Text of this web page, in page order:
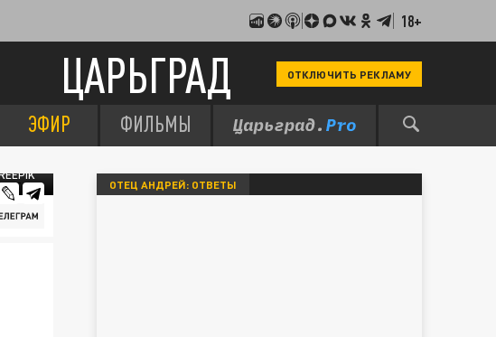
18+
ЦАРЬГРАД ОТКЛЮЧИТЬ РЕКЛАМУ
ЭФИР ФИЛЬМЫ
ОТЕЦ АНДРЕЙ: ОТВЕТЫ